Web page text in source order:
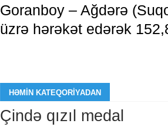
Goranboy – Ağdərə
üzrə hərəkət edərək
HƏMIN KATEQORIYADAN
Çində qızıl medal